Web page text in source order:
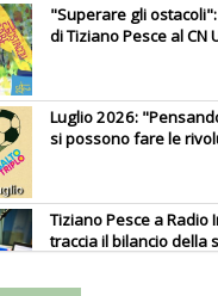
"Superare gli
di Tiziano Pesce al CN
Luglio 2026:
si possono fare le
Tiziano Pesce a Radio
traccia il bilancio della